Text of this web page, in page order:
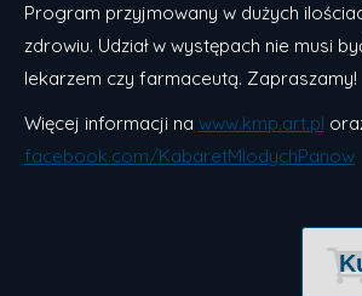
Program przyjmowany w dużych
zdrowiu. Udział w występach nie musi
lekarzem czy farmaceutą. Zapraszamy!
Więcej informacji na www.kmp.art.pl
facebook.com/KabaretMlodychPanow